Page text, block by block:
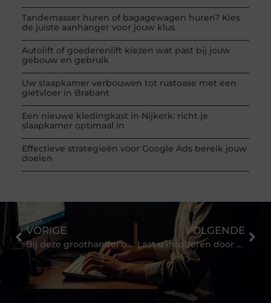
Tandemasser huren of bagagewagen huren? Kies
de juiste aanhanger voor jouw klus
Autolift of goederenlift kiezen wat past bij jouw
gebouw en gebruik
Uw slaapkamer verbouwen tot rustoase met een
gietvloer in Brabant
Een nieuwe kledingkast in Nijkerk: richt je
slaapkamer optimaal in
Effectieve strategieën voor Google Ads bereik jouw
doelen
VORIGE
Bij deze groothandel ontdek je een ruim aanbod kappersbenodigdheden
VOLGENDE
Laat u inspireren door de exclusieve tuinen van deze specialist